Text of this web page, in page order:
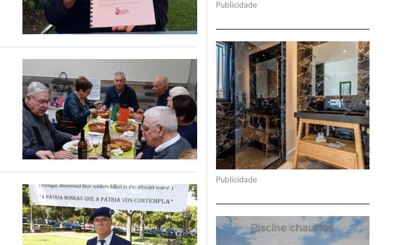
Publicidade
Publicidade